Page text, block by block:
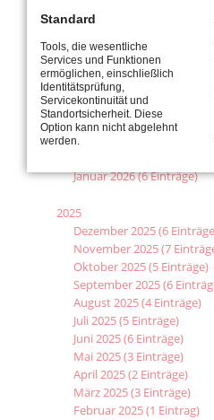
KINDERBETREUUNG
Archiv Menü
2026
Juli 2026 (4 Einträge)
Juni 2026 (4 Einträge)
Mai 2026 (2 Einträge)
April 2026 (3 Einträge)
März 2026 (8 Einträge)
Januar 2026 (6 Einträge)
2025
Dezember 2025 (6
November 2025 (7
Oktober 2025 (5 Einträge)
September 2025 (6
August 2025 (4 Einträge)
Juli 2025 (5 Einträge)
Juni 2025 (6 Einträge)
Mai 2025 (3 Einträge)
April 2025 (2 Einträge)
März 2025 (3 Einträge)
Februar 2025 (1 Eintrag)
Standard
Tools, die wesentliche
Services und Funktionen
ermöglichen, einschließlich
Identitätsprüfung,
Servicekontinuität und
Standortsicherheit. Diese
Option kann nicht abgelehnt
werden.